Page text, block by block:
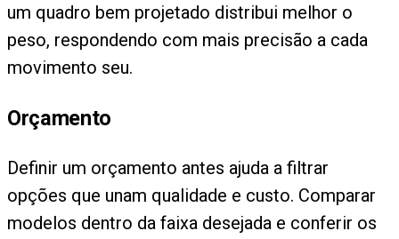
um quadro bem projetado distribui melhor o
peso, respondendo com mais precisão a cada
movimento seu.
Orçamento
Definir um orçamento antes ajuda a filtrar
opções que unam qualidade e custo. Comparar
modelos dentro da faixa desejada e conferir os